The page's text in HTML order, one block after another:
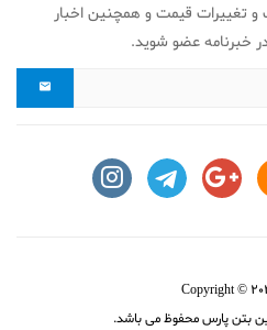
تغییرات قیمت و همچنین اخبار
خبرنامه عضو شوید.
Copyright ©
بتن پارس محفوظ می باشد.